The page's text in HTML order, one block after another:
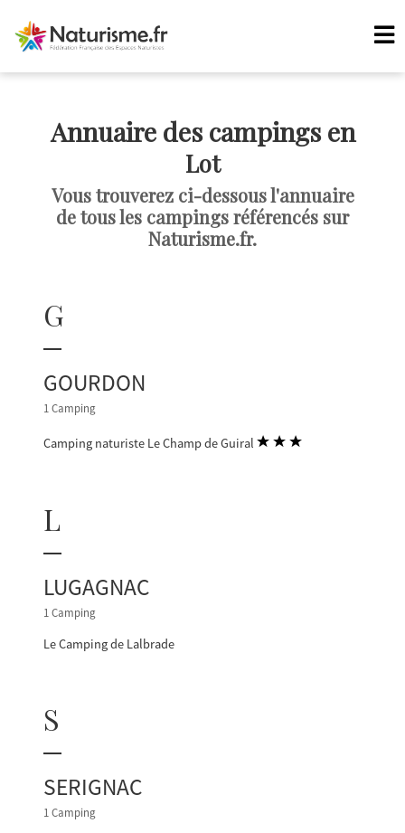
Annuaire des campings en
Lot
Vous trouverez ci-dessous l'annuaire
de tous les campings référencés sur
Naturisme.fr.
G
GOURDON
1 Camping
Camping naturiste Le Champ de Guiral
L
LUGAGNAC
1 Camping
Le Camping de Lalbrade
S
SERIGNAC
1 Camping